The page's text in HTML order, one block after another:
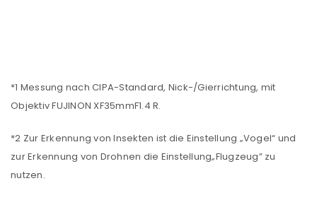
*1 Messung nach CIPA-Standard, Nick-/Gierrichtung, mit
Objektiv FUJINON XF35mmF1.4 R.
*2 Zur Erkennung von Insekten ist die Einstellung „Vogel“ und
zur Erkennung von Drohnen die Einstellung„Flugzeug” zu
nutzen.